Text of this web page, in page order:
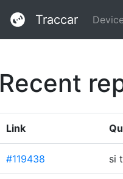
Traccar
Recent
Link
#119438 si